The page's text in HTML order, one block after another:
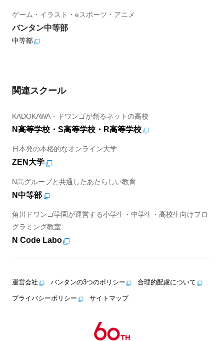
ゲーム・イラスト・eスポーツ・アニメ
バンタン中等部
中等部
関連スクール
KADOKAWA・ドワンゴが創るネットの高校
N高等学校・S高等学校・R高等学校
日本発の本格的なオンライン大学
ZEN大学
N高グループと共通したあたらしい教育
N中等部
角川ドワンゴ学園が運営する小学生・中学生・高校生向けプロ
グラミング教室
N Code Labo
運営会社 バンタンの3つのポリシー 合理的配慮について
プライバシーポリシー サイトマップ